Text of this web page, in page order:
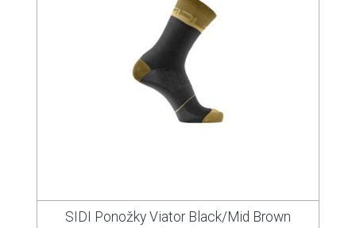
SIDI Ponožky Viator Black/Mid Brown